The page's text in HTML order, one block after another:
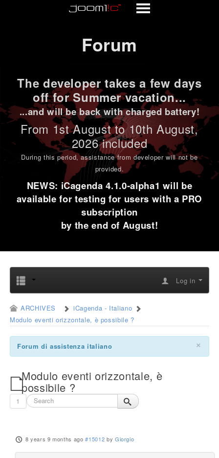
Forum
The developer takes a few days
off for Summer vacation...
...and will be back with charged battery!
From 1stAugust to 10th August,
2026 included
During this period,assistance from developer will not be
provided.
NEWS: iCagenda 4.1.0-alpha1 will be
available for testing for users with a PRO
subscription
by the end of August!
Log in
ARCHIVES
iCagenda - Italiano
Modulo eventi orizzontale, è possibile ?
×
Forum di assistenza italiano
Modulo eventi orizzontale, è
possibile ?
1
8 years 9 months ago #15012 by Giorgio